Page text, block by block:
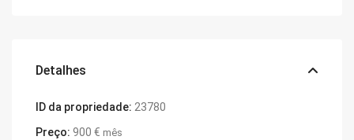
Detalhes
ID da propriedade: 23780
Preço: 900 €mês